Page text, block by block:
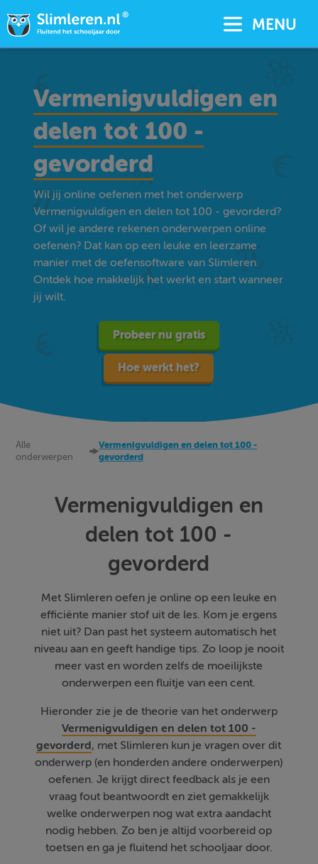
MENU
Vermenigvuldigen en
delen tot 100 -
gevorderd
Wil jij online oefenen met het onderwerp
Vermenigvuldigen en delen tot 100 - gevorderd?
Of wil je andere rekenen onderwerpen online
oefenen? Dat kan op een leuke en leerzame
manier met de oefensoftware van Slimleren.
Ontdek hoe makkelijk het werkt en start wanneer
jij wilt.
Probeer nu gratis
Hoe werkt het?
Alle
onderwerpen
Vermenigvuldigen en delen tot 100 -
gevorderd
Vermenigvuldigen en
delen tot 100 -
gevorderd
Met Slimleren oefen je online op een leuke en
efficiënte manier stof uit de les. Kom je ergens
niet uit? Dan past het systeem automatisch het
niveau aan en geeft handige tips. Zo loop je nooit
meer vast en worden zelfs de moeilijkste
onderwerpen een fluitje van een cent.
Hieronder zie je de theorie van het onderwerp
Vermenigvuldigen en delen tot 100 -
gevorderd, met Slimleren kun je vragen over dit
onderwerp (en honderden andere onderwerpen)
oefenen. Je krijgt direct feedback als je een
vraag fout beantwoordt en ziet gemakkelijk
welke onderwerpen nog wat extra aandacht
nodig hebben. Zo ben je altijd voorbereid op
toetsen en ga je fluitend het schooljaar door.